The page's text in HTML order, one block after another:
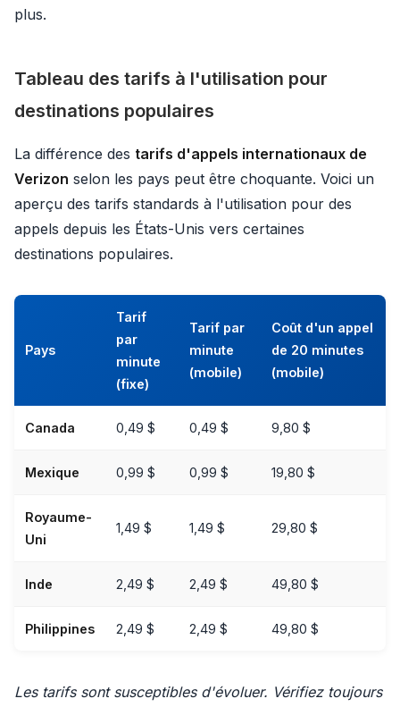
plus.
Tableau des tarifs à l'utilisation pour
destinations populaires
La différence des tarifs d'appels internationaux de
Verizon selon les pays peut être choquante. Voici un
aperçu des tarifs standards à l'utilisation pour des
appels depuis les États-Unis vers certaines
destinations populaires.
Pays
Tarif
par
minute
(fixe)
Tarif par
minute
(mobile)
Coût d'un appel
de 20 minutes
(mobile)
Canada 0,49 $ 0,49 $ 9,80 $
Mexique 0,99 $ 0,99 $ 19,80 $
Royaume-
Uni
1,49 $ 1,49 $ 29,80 $
Inde 2,49 $ 2,49 $ 49,80 $
Philippines 2,49 $ 2,49 $ 49,80 $
Les tarifs sont susceptibles d'évoluer. Vérifiez toujours